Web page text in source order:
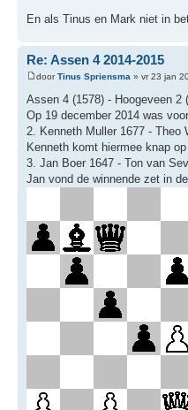
En als Tinus en Mark niet in
Re: Assen 4 2014-2015
doorTinus Spriensma » vr 23 jan
Assen 4 (1578) - Hoogeveen 2
Op 19 december 2014 was
2. Kenneth Muller 1677 - Theo
Kenneth komt hiermee knap
3. Jan Boer 1647 - Ton van
Jan vond de winnende zet in